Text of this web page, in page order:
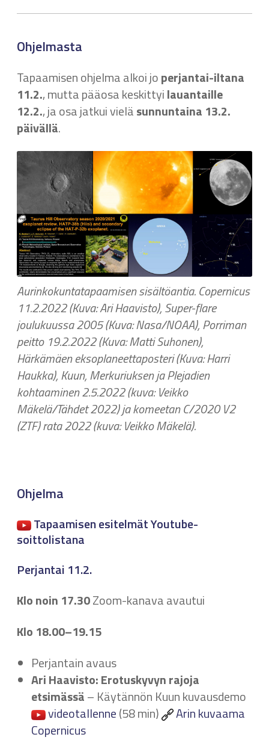
Ohjelmasta
Tapaamisen ohjelma alkoi joperjantai-iltana
11.2., muttapääosa keskittyilauantaille
12.2., ja osa jatkui vieläsunnuntaina 13.2.
päivällä.
Aurinkokuntatapaamisen sisältöantia. Copernicus
11.2.2022 (Kuva: Ari Haavisto), Super-flare
joulukuussa 2005 (Kuva: Nasa/NOAA), Porriman
peitto 19.2.2022 (Kuva: Matti Suhonen),
Härkämäen eksoplaneettaposteri (Kuva: Harri
Haukka), Kuun, Merkuriuksen ja Plejadien
kohtaaminen 2.5.2022 (kuva: Veikko
Mäkelä/Tähdet 2022) ja komeetan C/2020 V2
(ZTF) rata 2022 (kuva: Veikko Mäkelä).
Ohjelma
Tapaamisen esitelmät Youtube-
soittolistana
Perjantai 11.2.
Klo noin 17.30Zoom-kanava avautui
Klo 18.00–19.15
Perjantain avaus
Ari Haavisto: Erotuskyvyn rajoja
etsimässä– Käytännön Kuun kuvausdemo
videotallenne(58 min)
Arin kuvaama
Copernicus